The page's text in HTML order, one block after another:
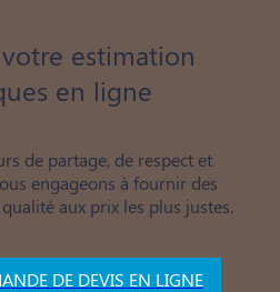
estimation
en ligne
de partage, de respect et
engageons à fournir des
aux prix les plus justes.
DE DEVIS EN LIGNE